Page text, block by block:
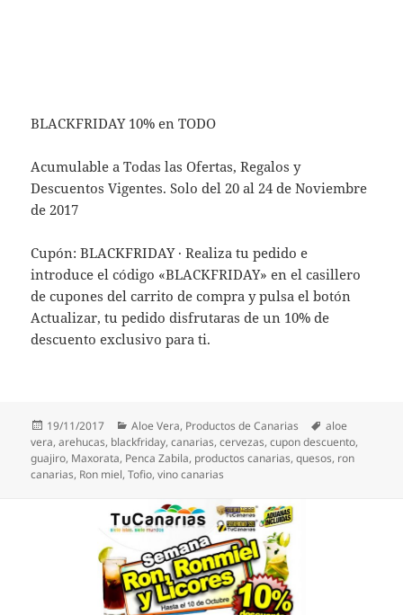
BLACKFRIDAY 10% en TODO
Acumulable a Todas las Ofertas, Regalos y
Descuentos Vigentes. Solo del 20 al 24 de Noviembre
de 2017
Cupón: BLACKFRIDAY · Realiza tu pedido e
introduce el código «BLACKFRIDAY» en el casillero
de cupones del carrito de compra y pulsa el botón
Actualizar, tu pedido disfrutaras de un 10% de
descuento exclusivo para ti.
Publicado
el
19/11/2017 Categorías
Aloe Vera, Productos de Canarias Etiquetas
aloe
vera,arehucas, blackfriday,canarias,cervezas,cupon descuento,
guajiro, Maxorata, Penca Zabila, productos canarias,quesos, ron
canarias, Ron miel,Tofio,vino canarias